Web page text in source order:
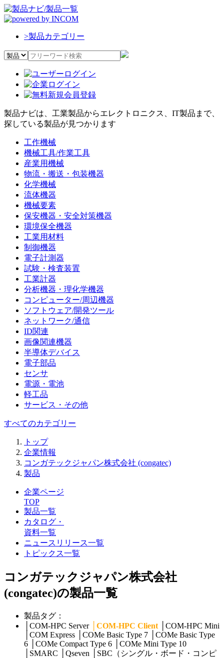
>製品カテゴリー
製品ナビは、工業製品からエレクトロニクス、IT製品まで、
探している製品が見つかります
工作機械
機械工具/作業工具
産業用機械
物流・搬送・包装機器
化学機械
流体機器
機械要素
保安機器・安全対策機器
環境保全機器
工業用材料
制御機器
電子計測器
試験・検査装置
工業計器
分析機器・理化学機器
コンピューター/周辺機器
ソフトウェア/開発ツール
ネットワーク/通信
ID関連
画像関連機器
半導体デバイス
電子部品
センサ
電源・電池
軽工品
サービス・その他
すべてのカテゴリー
トップ
企業情報
コンガテックジャパン株式会社 (congatec)
製品
企業ページ
TOP
製品一覧
カタログ・
資料一覧
ニュースリリース一覧
トピックス一覧
コンガテックジャパン株式会社
(congatec)の製品一覧
製品タグ：
COM-HPC Server COM-HPC Client
COM-HPC Mini
COM Express COMe Basic Type 7
COMe Basic Type
6
COMe Compact Type 6
COMe Mini Type 10
SMARC Qseven
SBC（シングル・ボード・コンピ